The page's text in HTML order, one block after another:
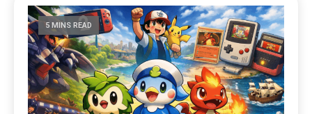
5 MINS READ